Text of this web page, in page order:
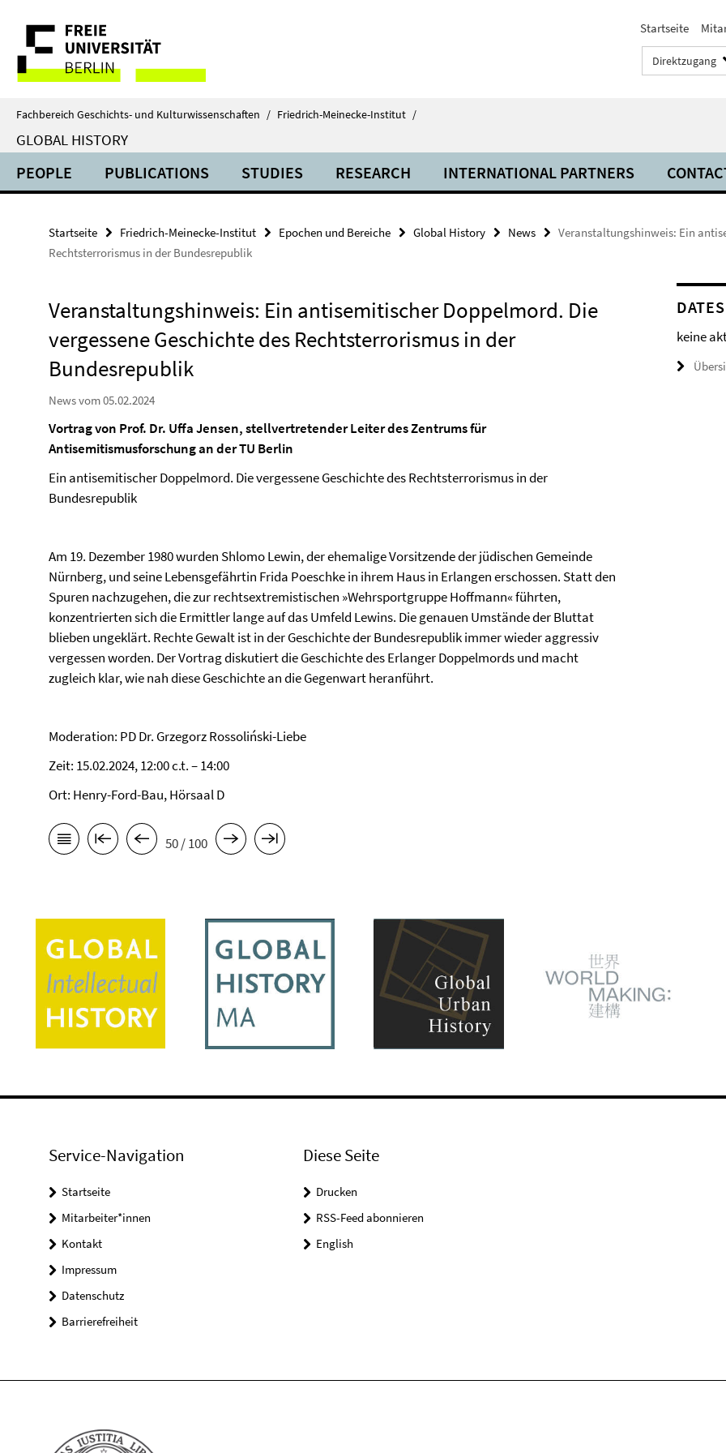
direkt
Inhalt
Service-
Navigation
Startseite
Direktzugang
Fachbereich Geschichts- und Kulturwissenschaften / Friedrich-Meinecke-Institut /
GLOBAL HISTORY
PEOPLE PUBLICATIONS STUDIES RESEARCH INTERNATIONAL PARTNERS
Startseite Friedrich-Meinecke-Institut Epochen und Bereiche Global History News
Veranstaltungshinweis: Ein
Rechtsterrorismus in der Bundesrepublik
Veranstaltungshinweis: Ein antisemitischer Doppelmord. Die
vergessene Geschichte des Rechtsterrorismus in der
Bundesrepublik
News vom 05.02.2024
Vortrag von Prof. Dr. Uffa Jensen, stellvertretender Leiter des Zentrums für
Antisemitismusforschung an der TU Berlin
Ein antisemitischer Doppelmord. Die vergessene Geschichte des Rechtsterrorismus in der
Bundesrepublik
Am 19. Dezember 1980 wurden Shlomo Lewin, der ehemalige Vorsitzende der jüdischen Gemeinde
Nürnberg, und seine Lebensgefährtin Frida Poeschke in ihrem Haus in Erlangen erschossen. Statt den
Spuren nachzugehen, die zur rechtsextremistischen »Wehrsportgruppe Hoffmann« führten,
konzentrierten sich die Ermittler lange auf das Umfeld Lewins. Die genauen Umstände der Bluttat
blieben ungeklärt. Rechte Gewalt ist in der Geschichte der Bundesrepublik immer wieder aggressiv
vergessen worden. Der Vortrag diskutiert die Geschichte des Erlanger Doppelmords und macht
zugleich klar, wie nah diese Geschichte an die Gegenwart heranführt.
Moderation: PD Dr. Grzegorz Rossoliński-Liebe
Zeit: 15.02.2024, 12:00 c.t. – 14:00
Ort: Henry-Ford-Bau, Hörsaal D
50 / 100
DATES
keine
Service-Navigation
Startseite
Mitarbeiter*innen
Kontakt
Impressum
Datenschutz
Barrierefreiheit
Diese Seite
Drucken
RSS-Feed abonnieren
English